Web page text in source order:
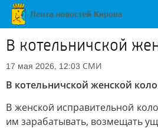
В котельничской
17 мая 2026, 12:03 СМИ
В котельничской женской
В женской исправительной
им зарабатывать, возмещать